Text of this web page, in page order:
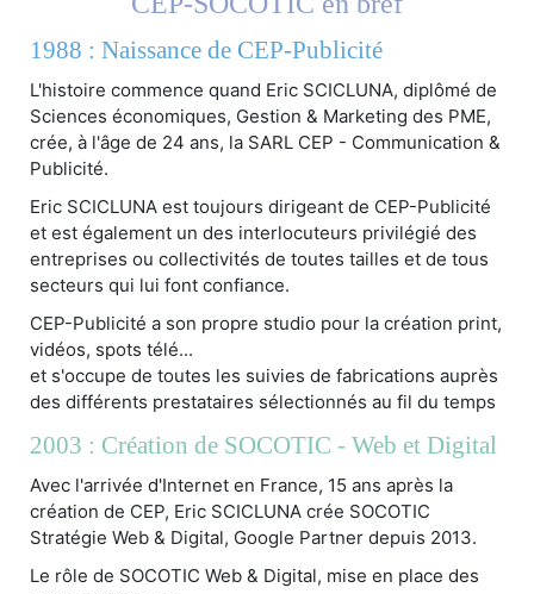
1988 : Naissance de CEP-Publicité
L'histoire commence quand Eric SCICLUNA, diplômé de
Sciences économiques, Gestion & Marketing des PME,
crée, à l'âge de 24 ans, la SARL CEP - Communication &
Publicité.
Eric SCICLUNA est toujours dirigeant de CEP-Publicité
et est également un des interlocuteurs privilégié des
entreprises ou collectivités de toutes tailles et de tous
secteurs qui lui font confiance.
CEP-Publicité a son propre studio pour la création print,
vidéos, spots télé...
et s'occupe de toutes les suivies de fabrications auprès
des différents prestataires sélectionnés au fil du temps
2003 : Création de SOCOTIC - Web et Digital
Avec l'arrivée d'Internet en France, 15 ans après la
création de CEP, Eric SCICLUNA crée SOCOTIC
Stratégie Web & Digital, Google Partner depuis 2013.
Le rôle de SOCOTIC Web & Digital, mise en place des